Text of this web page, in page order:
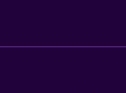
nach Sizilien nach 15